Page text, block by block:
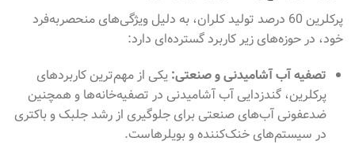
پرکلرین 60 درصد تولید کلران، به دلیل ویژگی‌های منحصربه‌فرد
خود، در حوزه‌های زیر کاربرد گسترده‌ای دارد:
تصفیه آب آشامیدنی و صنعتی: یکی از مهم‌ترین کاربردهای
پرکلرین، گندزدایی آب آشامیدنی در تصفیه‌خانه‌ها و همچنین
ضدعفونی آب‌های صنعتی برای جلوگیری از رشد جلبک و باکتری
در سیستم‌های خنک‌کننده و بویلرهاست.